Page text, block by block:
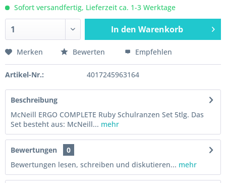
Sofort versandfertig, Lieferzeit ca. 1-3 Werktage
In den Warenkorb
Merken Bewerten Empfehlen
Artikel-Nr.: 4017245963164
Beschreibung
McNeill ERGO COMPLETE Ruby Schulranzen Set 5tlg. Das
Set besteht aus: McNeill... mehr
Bewertungen
0
Bewertungen lesen, schreiben und diskutieren... mehr